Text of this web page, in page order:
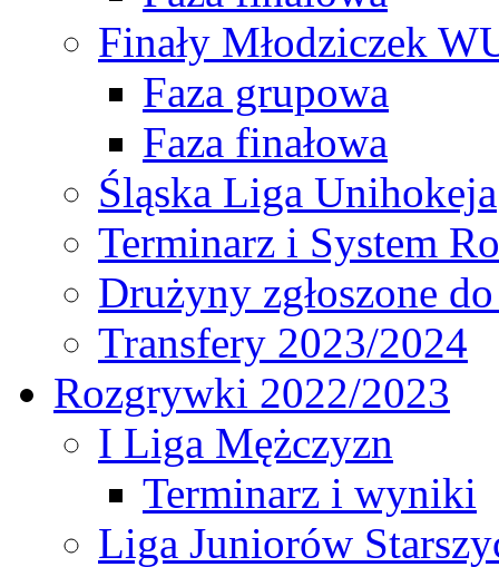
Finały Młodziczek
Faza grupowa
Faza finałowa
Śląska Liga Unihokeja
Terminarz i System
Drużyny zgłoszone
Transfery 2023/2024
Rozgrywki 2022/2023
I Liga Mężczyzn
Terminarz i wyniki
Liga Juniorów